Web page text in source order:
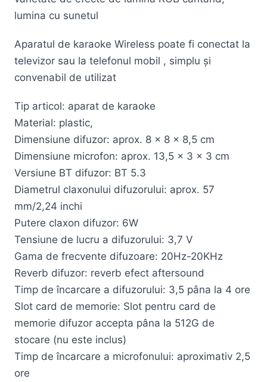
lumina cu sunetul
Aparatul de karaoke Wireless poate fi conectat la
televizor sau la telefonul mobil , simplu și
convenabil de utilizat
Tip articol: aparat de karaoke
Material: plastic,
Dimensiune difuzor: aprox. 8 x 8 x 8,5 cm
Dimensiune microfon: aprox. 13,5 x 3 x 3 cm
Versiune BT difuzor: BT 5.3
Diametrul claxonului difuzorului: aprox. 57
mm/2,24 inchi
Putere claxon difuzor: 6W
Tensiune de lucru a difuzorului: 3,7 V
Gama de frecvente difuzoare: 20Hz-20KHz
Reverb difuzor: reverb efect aftersound
Timp de încarcare a difuzorului: 3,5 pâna la 4 ore
Slot card de memorie: Slot pentru card de
memorie difuzor accepta pâna la 512G de
stocare (nu este inclus)
Timp de încarcare a microfonului: aproximativ 2,5
ore